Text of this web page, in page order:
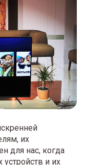
их
для нас, когда
и их